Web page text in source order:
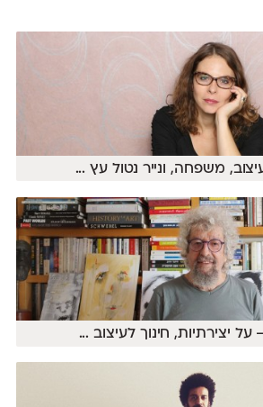
משפחה, ונייר נטול עץ...
על יצירתיות, חינוך לעיצוב...